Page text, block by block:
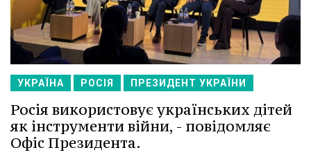
УКРАЇНА РОСІЯ ПРЕЗИДЕНТ УКРАЇНИ
Росія використовує українських дітей
як інструменти війни, - повідомляє
Офіс Президента.